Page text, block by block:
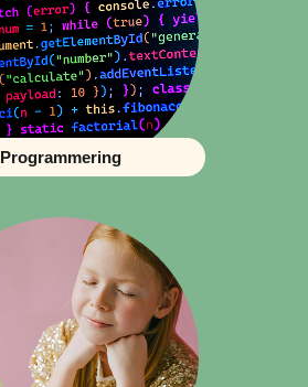
Programmering